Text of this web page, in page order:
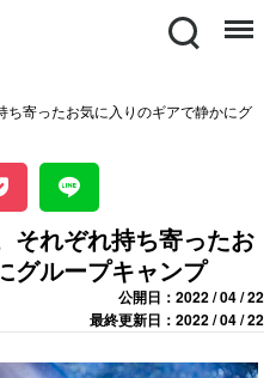
Search Menu
寄ったお気に入りのギアで静かにグ
それぞれ持ち寄ったお
グループキャンプ
公開日：2022 / 04 / 22
最終更新日：2022 / 04 / 22